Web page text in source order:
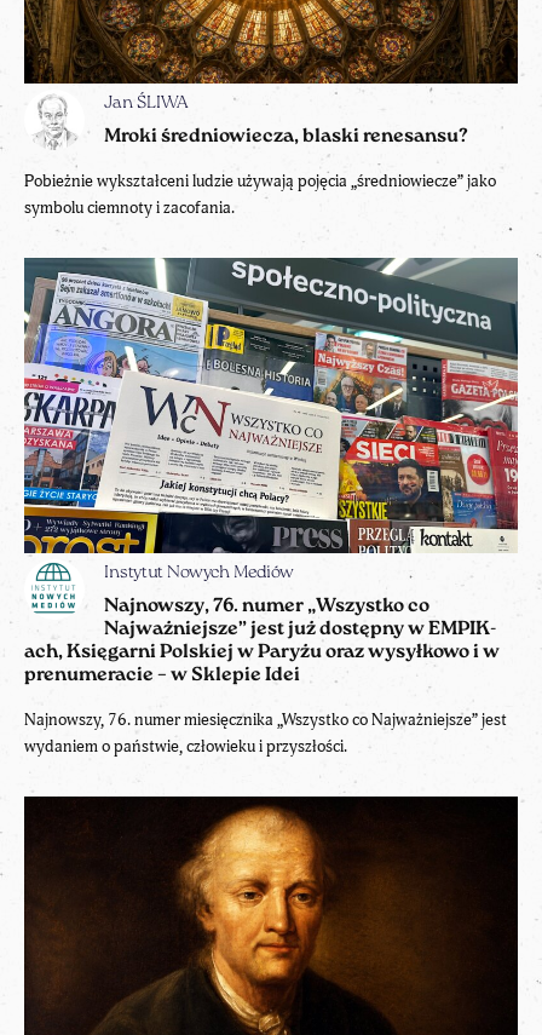
Jan ŚLIWA
Mroki średniowiecza, blaski renesansu?
Pobieżnie wykształceni ludzie używają pojęcia „średniowiecze” jako
symbolu ciemnoty i zacofania.
Instytut Nowych Mediów
Najnowszy, 76. numer „Wszystko co
Najważniejsze” jest już dostępny w EMPIK-
ach, Księgarni Polskiej w Paryżu oraz wysyłkowo i w
prenumeracie – w Sklepie Idei
Najnowszy, 76. numer miesięcznika „Wszystko co Najważniejsze” jest
wydaniem o państwie, człowieku i przyszłości.